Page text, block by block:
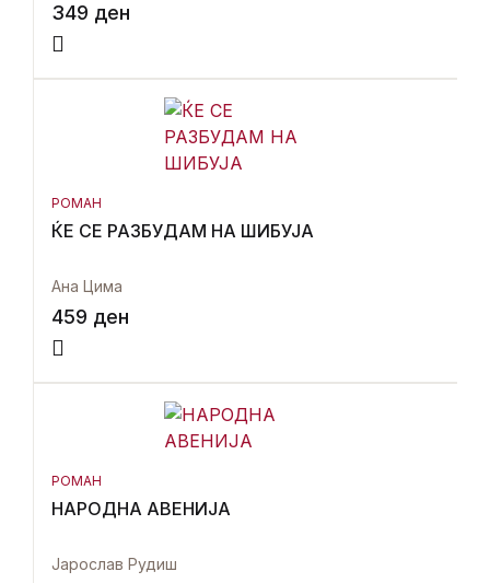
349 ден
РОМАН
ЌЕ СЕ РАЗБУДАМ НА ШИБУЈА
Ана Цима
459 ден
РОМАН
НАРОДНА АВЕНИЈА
Јарослав Рудиш